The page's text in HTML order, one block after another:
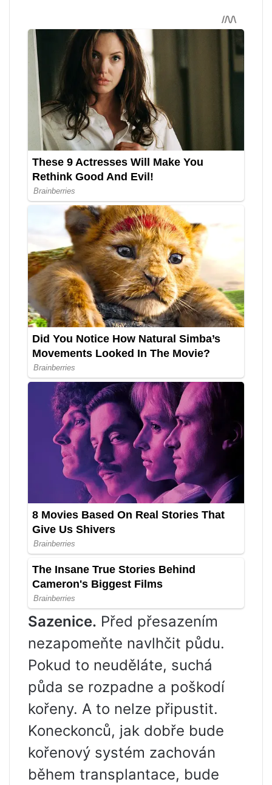
Sazenice. Před přesazením
nezapomeňte navlhčit půdu.
Pokud to neuděláte, suchá
půda se rozpadne a poškodí
kořeny. A to nelze připustit.
Koneckonců, jak dobře bude
kořenový systém zachován
během transplantace, bude